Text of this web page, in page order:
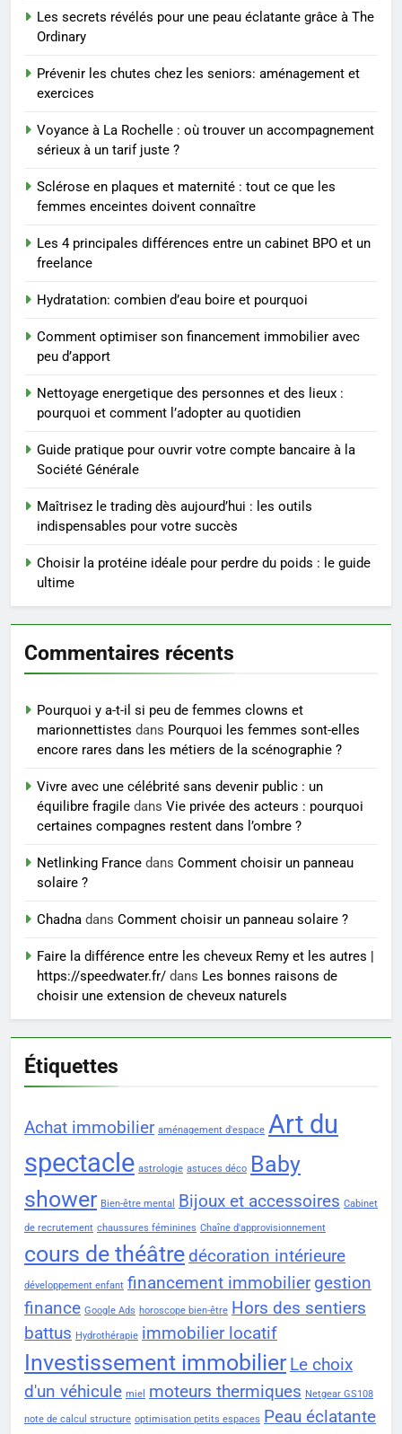
femmes enceintes doivent
SANTÉ
ENTREPRISE
2
Maigrir efficacement grâce aux
conseils pratiques
BIEN ÊTRE
3
pour perdre du poids
4
Infection chronique de l’oreille :
Les secrets révélés pour une
Ordinary
SANTÉ
6
Prévenir les chutes chez les
seniors: aménagement et
exercices
BIEN ÊTRE
Voyance à La Rochelle : où
trouver un accompagnement
Sclérose en plaques et
femmes enceintes doivent
connaître
SANTÉ
Les secrets révélés pour une peau éclatante grâce à The
Ordinary
Prévenir les chutes chez les seniors: aménagement et
exercices
Voyance à La Rochelle : où trouver un accompagnement
sérieux à un tarif juste ?
Sclérose en plaques et maternité : tout ce que les
femmes enceintes doivent connaître
Les 4 principales différences entre un cabinet BPO et un
freelance
Hydratation: combien d’eau boire et pourquoi
Comment optimiser son financement immobilier avec
peu d’apport
Nettoyage energetique des personnes et des lieux :
pourquoi et comment l’adopter au quotidien
Guide pratique pour ouvrir votre compte bancaire à la
Société Générale
Maîtrisez le trading dès aujourd’hui : les outils
indispensables pour votre succès
Choisir la protéine idéale pour perdre du poids : le guide
ultime
Commentaires récents
Pourquoi y a-t-il si peu de femmes clowns et
marionnettistes dans Pourquoi les femmes sont-elles
encore rares dans les métiers de la scénographie ?
Vivre avec une célébrité sans devenir public : un
équilibre fragile dans Vie privée des acteurs : pourquoi
certaines compagnes restent dans l’ombre ?
Netlinking France dans Comment choisir un panneau
solaire ?
Chadna dans Comment choisir un panneau solaire ?
Faire la différence entre les cheveux Remy et les autres |
https://speedwater.fr/ dans Les bonnes raisons de
choisir une extension de cheveux naturels
Étiquettes
Achat immobilier aménagement d'espace Art du
spectacle astrologie astuces déco Baby
shower Bien-être mental Bijoux et accessoires Cabinet
de recrutement chaussures féminines Chaîne d'approvisionnement
cours de théâtre décoration intérieure
développement enfant financement immobilier gestion
finance Google Ads horoscope bien-être Hors des sentiers
battus Hydrothérapie immobilier locatif
Investissement immobilier Le choix
d'un véhicule miel moteurs thermiques Netgear GS108
note de calcul structure optimisation petits espaces Peau éclatante